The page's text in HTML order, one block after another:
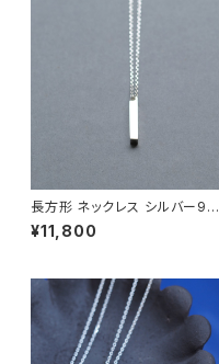
長方形 ネックレス シルバー925
メンズ ユニセックス
¥11,800